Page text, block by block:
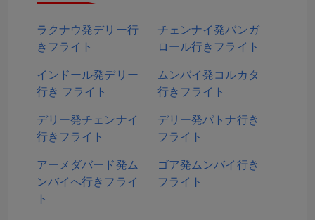
ラクナウ発デリー行
きフライト
チェンナイ発バンガ
ロール行きフライト
インドール発デリー
行き フライト
ムンバイ発コルカタ
行きフライト
デリー発チェンナイ
行きフライト
デリー発パトナ行き
フライト
アーメダバード発ム
ンバイへ行きフライ
ト
ゴア発ムンバイ行き
フライト